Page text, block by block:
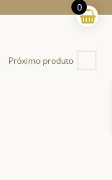
Próximo produto
0